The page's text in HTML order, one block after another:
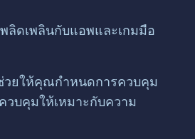
ลิดเพลินกับแอพและเกมมือ
วยให้คุณกำหนดการควบคุม
วบคุมให้เหมาะกับความ